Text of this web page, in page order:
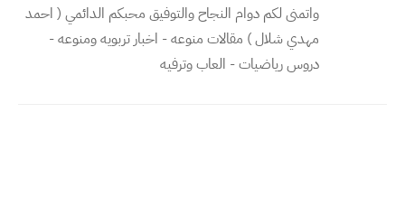
واتمنى لكم دوام النجاح والتوفيق محبكم الدائمي ( احمد
مهدي شلال ) مقالات منوعه - اخبار تربويه ومنوعه -
دروس رياضيات - العاب وترفيه